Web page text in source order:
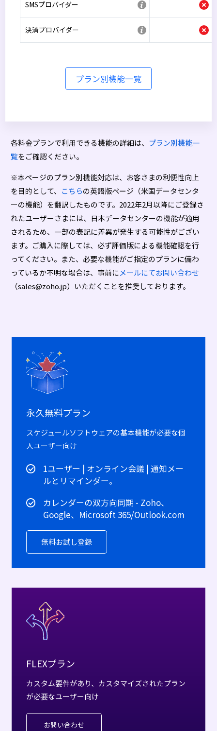
SMSプロバイダー
決済プロバイダー
プラン別機能一覧
各料金プランで利用できる機能の詳細は、 プラン別機能一
覧をご確認ください。
※本ページのプラン別機能対応は、お客さまの利便性向上
を目的として、 こちらの英語版ページ（米国データセンタ
ーの機能）を翻訳したものです。2022年2月以降にご登録さ
れたユーザーさまには、日本データセンターの機能が適用
されるため、一部の表記に差異が発生する可能性がござい
ます。ご購入に際しては、必ず評価版による機能確認を行
ってください。また、必要な機能がご指定のプランに備わ
っているか不明な場合は、事前にメールにてお問い合わせ
（sales@zoho.jp）いただくことを推奨しております。
永久無料プラン
スケジュールソフトウェアの基本機能が必要な個
人ユーザー向け
1ユーザー | オンライン会議 | 通知メー
ルとリマインダー。
カレンダーの双方向同期 - Zoho、
Google、Microsoft 365/Outlook.com
無料お試し登録
FLEXプラン
カスタム要件があり、カスタマイズされたプラン
が必要なユーザー向け
お問い合わせ